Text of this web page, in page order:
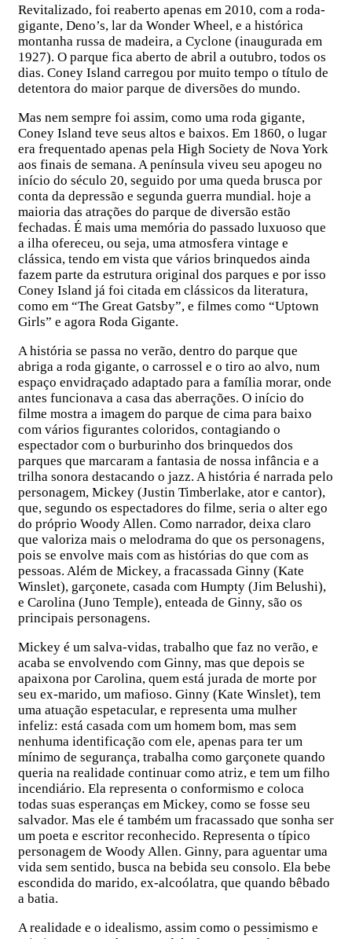
Revitalizado, foi reaberto apenas em 2010, com a roda-
gigante, Deno’s, lar da Wonder Wheel, e a histórica
montanha russa de madeira, a Cyclone (inaugurada em
1927). O parque fica aberto de abril a outubro, todos os
dias. Coney Island carregou por muito tempo o título de
detentora do maior parque de diversões do mundo.
Mas nem sempre foi assim, como uma roda gigante,
Coney Island teve seus altos e baixos. Em 1860, o lugar
era frequentado apenas pela High Society de Nova York
aos finais de semana. A península viveu seu apogeu no
início do século 20, seguido por uma queda brusca por
conta da depressão e segunda guerra mundial. hoje a
maioria das atrações do parque de diversão estão
fechadas. É mais uma memória do passado luxuoso que
a ilha ofereceu, ou seja, uma atmosfera vintage e
clássica, tendo em vista que vários brinquedos ainda
fazem parte da estrutura original dos parques e por isso
Coney Island já foi citada em clássicos da literatura,
como em “The Great Gatsby”, e filmes como “Uptown
Girls” e agora Roda Gigante.
A história se passa no verão, dentro do parque que
abriga a roda gigante, o carrossel e o tiro ao alvo, num
espaço envidraçado adaptado para a família morar, onde
antes funcionava a casa das aberrações. O início do
filme mostra a imagem do parque de cima para baixo
com vários figurantes coloridos, contagiando o
espectador com o burburinho dos brinquedos dos
parques que marcaram a fantasia de nossa infância e a
trilha sonora destacando o jazz. A história é narrada pelo
personagem, Mickey (Justin Timberlake, ator e cantor),
que, segundo os espectadores do filme, seria o alter ego
do próprio Woody Allen. Como narrador, deixa claro
que valoriza mais o melodrama do que os personagens,
pois se envolve mais com as histórias do que com as
pessoas. Além de Mickey, a fracassada Ginny (Kate
Winslet), garçonete, casada com Humpty (Jim Belushi),
e Carolina (Juno Temple), enteada de Ginny, são os
principais personagens.
Mickey é um salva-vidas, trabalho que faz no verão, e
acaba se envolvendo com Ginny, mas que depois se
apaixona por Carolina, quem está jurada de morte por
seu ex-marido, um mafioso. Ginny (Kate Winslet), tem
uma atuação espetacular, e representa uma mulher
infeliz: está casada com um homem bom, mas sem
nenhuma identificação com ele, apenas para ter um
mínimo de segurança, trabalha como garçonete quando
queria na realidade continuar como atriz, e tem um filho
incendiário. Ela representa o conformismo e coloca
todas suas esperanças em Mickey, como se fosse seu
salvador. Mas ele é também um fracassado que sonha ser
um poeta e escritor reconhecido. Representa o típico
personagem de Woody Allen. Ginny, para aguentar uma
vida sem sentido, busca na bebida seu consolo. Ela bebe
escondida do marido, ex-alcoólatra, que quando bêbado
a batia.
A realidade e o idealismo, assim como o pessimismo e